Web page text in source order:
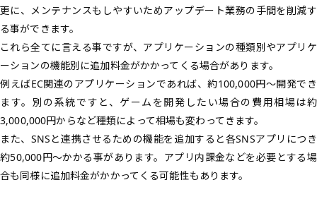
更に、メンテナンスもしやすいためアップデート業務の手間を削減す
る事ができます。
これら全てに言える事ですが、アプリケーションの種類別やアプリケ
ーションの機能別に追加料金がかかってくる場合があります。
例えばEC関連のアプリケーションであれば、約100,000円〜開発でき
ます。別の系統ですと、ゲームを開発したい場合の費用相場は約
3,000,000円からなど種類によって相場も変わってきます。
また、SNSと連携させるための機能を追加すると各SNSアプリにつき
約50,000円〜かかる事があります。アプリ内課金などを必要とする場
合も同様に追加料金がかかってくる可能性もあります。